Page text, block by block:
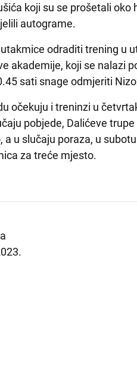
koji su se prošetali
autograme.
odraditi trening u
akademije, koji se nalazi
sati snage odmjeriti
očekuju i treninzi u
pobjede, Dalićeve
u slučaju poraza, u
za treće mjesto.